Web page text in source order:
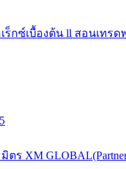
เร็กซ์เบื้องต้น ll สอนเทร
XM